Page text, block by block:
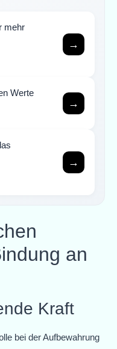
mehr
→
Werte
→
→
an
Kraft
bei der Aufbewahrung